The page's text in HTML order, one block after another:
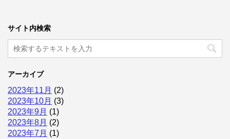
サイト内検索
アーカイブ
2023年11月 (2)
2023年10月 (3)
2023年9月 (1)
2023年8月 (2)
2023年7月 (1)